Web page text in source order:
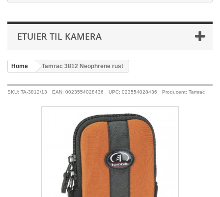
ETUIER TIL KAMERA
Home >Tamrac 3812 Neophrene rust
SKU: TA-3812/13 EAN: 0023554028436 UPC: 023554028436 Producent: Tamrac